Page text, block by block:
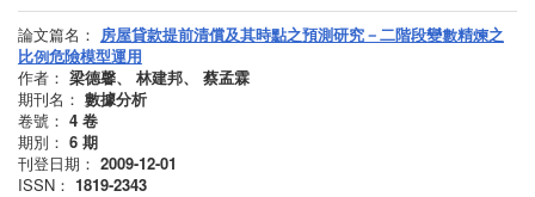
論文篇名： 房屋貸款提前清償及其時點之預測研究－二階段變數精煉之
比例危險模型運用
作者： 梁德馨、 林建邦、 蔡孟霖
期刊名： 數據分析
卷號： 4 卷
期別： 6 期
刊登日期： 2009-12-01
ISSN： 1819-2343